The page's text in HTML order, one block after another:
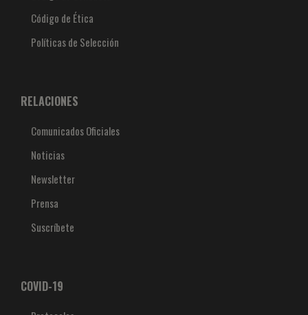
Código de Ética
Políticas de Selección
RELACIONES
Comunicados Oficiales
Noticias
Newsletter
Prensa
Suscríbete
COVID-19